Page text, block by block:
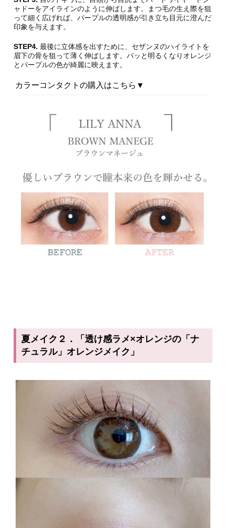
ャドーをアイラインのように伸ばします。まつ毛の生え際を狙
って細く広げれば、パープルの透明感が引き立ち目元に澄んだ
印象を与えます。
STEP4. 最後に立体感を出すために、セザンヌのハイライトを
眉下の骨を狙って薄く伸ばします。パッと明るくなりオレンジ
とパープルの色が綺麗に映えます。
カラーコンタクトの購入はこちら▼
夏メイク２．「透け感ラメ×オレンジの「ナ
チュラル」オレンジメイク」